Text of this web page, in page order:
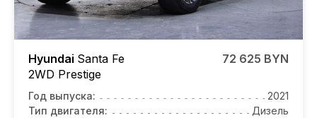
Hyundai Santa Fe
2WD Prestige
72 625 BYN
Год выпуска:
2021
Тип двигателя:
Дизель